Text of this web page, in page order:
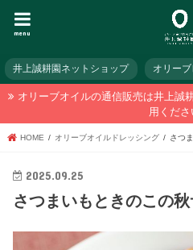
menu
井上誠耕園ネットショップ オリー
オリーブオイルの通信販売は井上誠
用くださ
HOME オリーブオイルドレッシング さつ
2025.09.25
さつまいもときのこの